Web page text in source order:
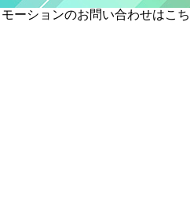
ーションのお問い合わせはこち